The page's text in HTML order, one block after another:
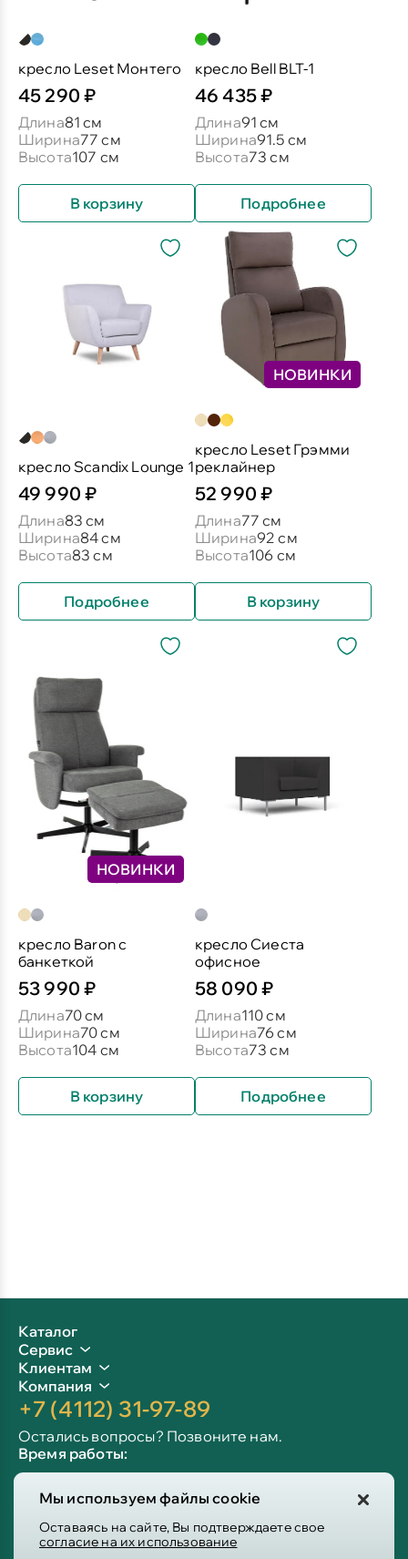
Мы используем файлы cookie
Оставаясь на сайте, Вы подтверждаете свое
согласие на их использование
кресло Leset Монтего
45 290 ₽
Длина81 см
Ширина77 см
Высота107 см
В корзину
кресло Bell BLT-1
46 435 ₽
Длина91 см
Ширина91.5 см
Высота73 см
Подробнее
кресло Scandix Lounge 1
49 990 ₽
Длина83 см
Ширина84 см
Высота83 см
Подробнее
НОВИНКИ
кресло Leset Грэмми
реклайнер
52 990 ₽
Длина77 см
Ширина92 см
Высота106 см
В корзину
НОВИНКИ
кресло Baron c
банкеткой
53 990 ₽
Длина70 см
Ширина70 см
Высота104 см
В корзину
кресло Сиеста
офисное
58 090 ₽
Длина110 см
Ширина76 см
Высота73 см
Подробнее
Каталог
Сервис
Клиентам
Компания
+7 (4112) 31-97-89
Остались вопросы? Позвоните нам.
Время работы:
Сб-вс: 10:00 - 19:00
Info@victoria-mebel.ru